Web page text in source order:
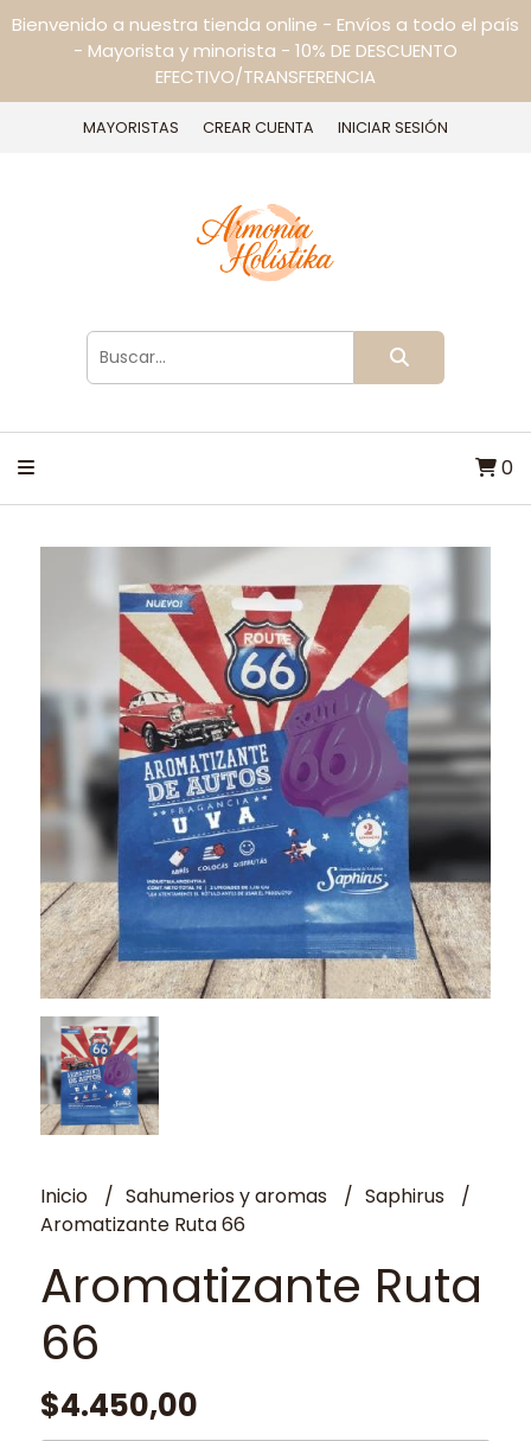
Bienvenido a nuestra tienda online - Envíos a todo el país
- Mayorista y minorista - 10% DE DESCUENTO
EFECTIVO/TRANSFERENCIA
MAYORISTAS CREAR CUENTA INICIAR SESIÓN
0
Inicio Sahumerios y aromas
Saphirus
Aromatizante Ruta 66
Aromatizante Ruta
66
$4.450,00